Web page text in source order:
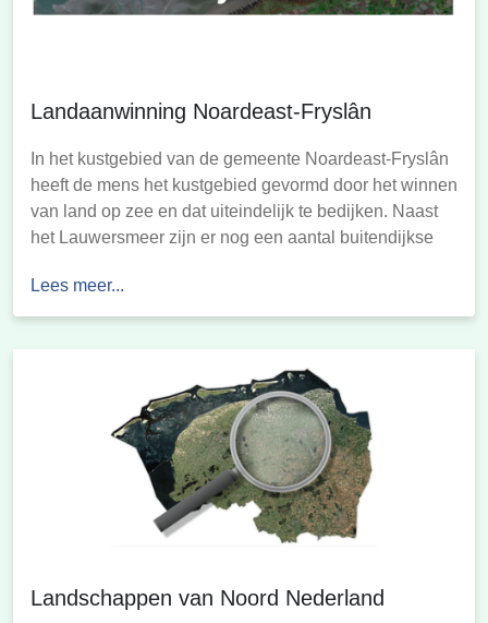
Landaanwinning Noardeast-Fryslân
In het kustgebied van de gemeente Noardeast-Fryslân
heeft de mens het kustgebied gevormd door het winnen
van land op zee en dat uiteindelijk te bedijken. Naast
het Lauwersmeer zijn er nog een aantal buitendijkse
Oorspronkelijk waren het vooral de inwoners die
belang hadden bij de landaanwinning. In […]
Lees meer...
Landschappen van Noord Nederland